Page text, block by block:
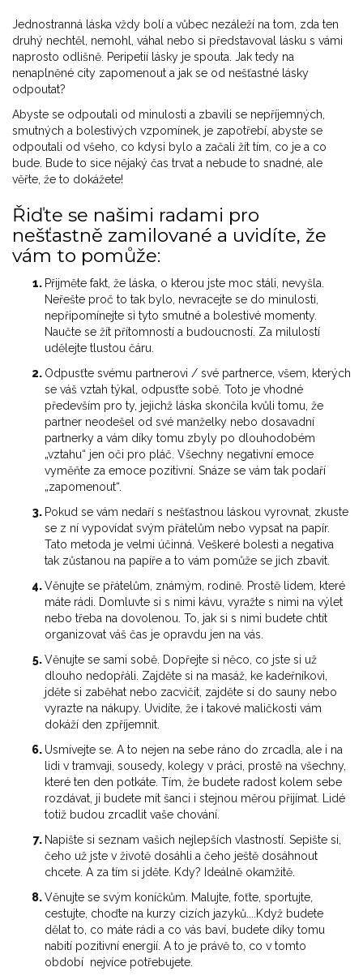
Jednostranná láska vždy bolí a vůbec nezáleží na tom, zda ten
druhý nechtěl, nemohl, váhal nebo si představoval lásku s vámi
naprosto odlišně. Peripetií lásky je spouta. Jak tedy na
nenaplněné city zapomenout a jak se od nešťastné lásky
odpoutat?
Abyste se odpoutali od minulosti a zbavili se nepříjemných,
smutných a bolestivých vzpomínek, je zapotřebí, abyste se
odpoutali od všeho, co kdysi bylo a začali žít tím, co je a co
bude. Bude to sice nějaký čas trvat a nebude to snadné, ale
věřte, že to dokážete!
Řiďte se našimi radami pro
nešťastně zamilované a uvidíte, že
vám to pomůže:
Přijměte fakt, že láska, o kterou jste moc stáli, nevyšla.
Neřešte proč to tak bylo, nevracejte se do minulosti,
nepřipomínejte si tyto smutné a bolestivé momenty.
Naučte se žít přítomností a budoucností. Za milulostí
udělejte tlustou čáru.
Odpusťte svému partnerovi / své partnerce, všem, kterých
se váš vztah týkal, odpusťte sobě. Toto je vhodné
především pro ty, jejichž láska skončila kvůli tomu, že
partner neodešel od své manželky nebo dosavadní
partnerky a vám díky tomu zbyly po dlouhodobém
„vztahu“ jen oči pro pláč. Všechny negativní emoce
vyměňte za emoce pozitivní. Snáze se vám tak podaří
„zapomenout“.
Pokud se vám nedaří s nešťastnou láskou vyrovnat, zkuste
se z ní vypovídat svým přátelům nebo vypsat na papír.
Tato metoda je velmi účinná. Veškeré bolesti a negativa
tak zůstanou na papíře a to vám pomůže se jich zbavit.
Věnujte se přátelům, známým, rodině. Prostě lidem, které
máte rádi. Domluvte si s nimi kávu, vyražte s nimi na výlet
nebo třeba na dovolenou. To, jak si s nimi budete chtít
organizovat váš čas je opravdu jen na vás.
Věnujte se sami sobě. Dopřejte si něco, co jste si už
dlouho nedopřáli. Zajděte si na masáž, ke kadeřníkovi,
jděte si zaběhat nebo zacvičit, zajděte si do sauny nebo
vyrazte na nákupy. Uvidíte, že i takové maličkosti vám
dokáží den zpříjemnit.
Usmívejte se. A to nejen na sebe ráno do zrcadla, ale i na
lidi v tramvaji, sousedy, kolegy v práci, prostě na všechny,
které ten den potkáte. Tím, že budete radost kolem sebe
rozdávat, ji budete mít šanci i stejnou měrou přijímat. Lidé
totiž budou zrcadlit vaše chování.
Napište si seznam vašich nejlepších vlastností. Sepište si,
čeho už jste v životě dosáhli a čeho ještě dosáhnout
chcete. A za tím si jděte. Kdy? Ideálně okamžitě.
Věnujte se svým koníčkům. Malujte, foťte, sportujte,
cestujte, choďte na kurzy cizích jazyků....Když budete
dělat to, co máte rádi a co vás baví, budete díky tomu
nabití pozitivní energií. A to je právě to, co v tomto
období nejvíce potřebujete.